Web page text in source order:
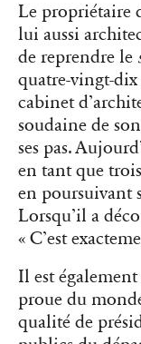
Le propriétaire
lui aussi
de reprendre le
quatre-vingt-
cabinet
soudaine de
ses pas.
en tant que
en poursuivant
Lorsqu’il a
« C’est
Il est
proue du
qualité de